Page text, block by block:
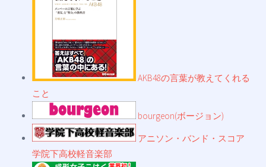
AKB48の言葉が教えてくれる
こと
bourgeon(ボージョン)
アニソン・バンド・スコア
学院下高校軽音楽部